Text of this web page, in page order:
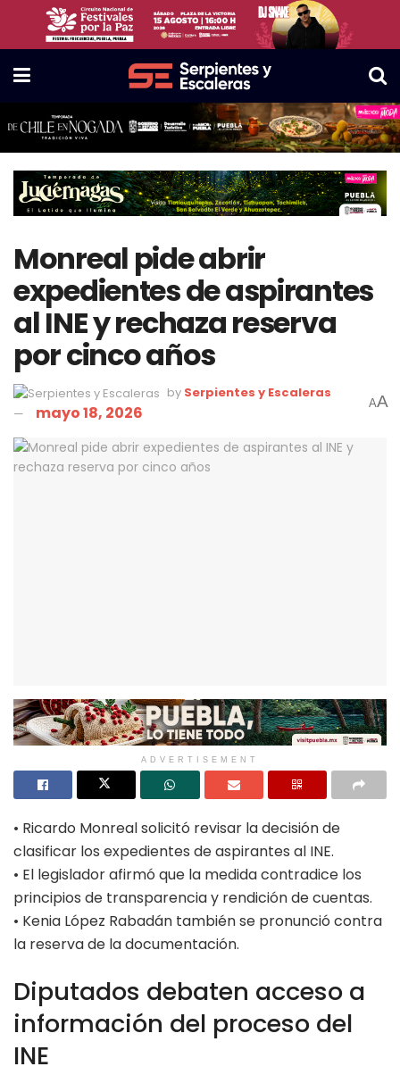
Monreal pide abrir
expedientes de aspirantes
al INE y rechaza reserva
por cinco años
by Serpientes y Escaleras
mayo 18, 2026 AA
ADVERTISEMENT
• Ricardo Monreal solicitó revisar la decisión de
clasificar los expedientes de aspirantes al INE.
• El legislador afirmó que la medida contradice los
principios de transparencia y rendición de cuentas.
• Kenia López Rabadán también se pronunció contra
la reserva de la documentación.
Diputados debaten acceso a
información del proceso del
INE